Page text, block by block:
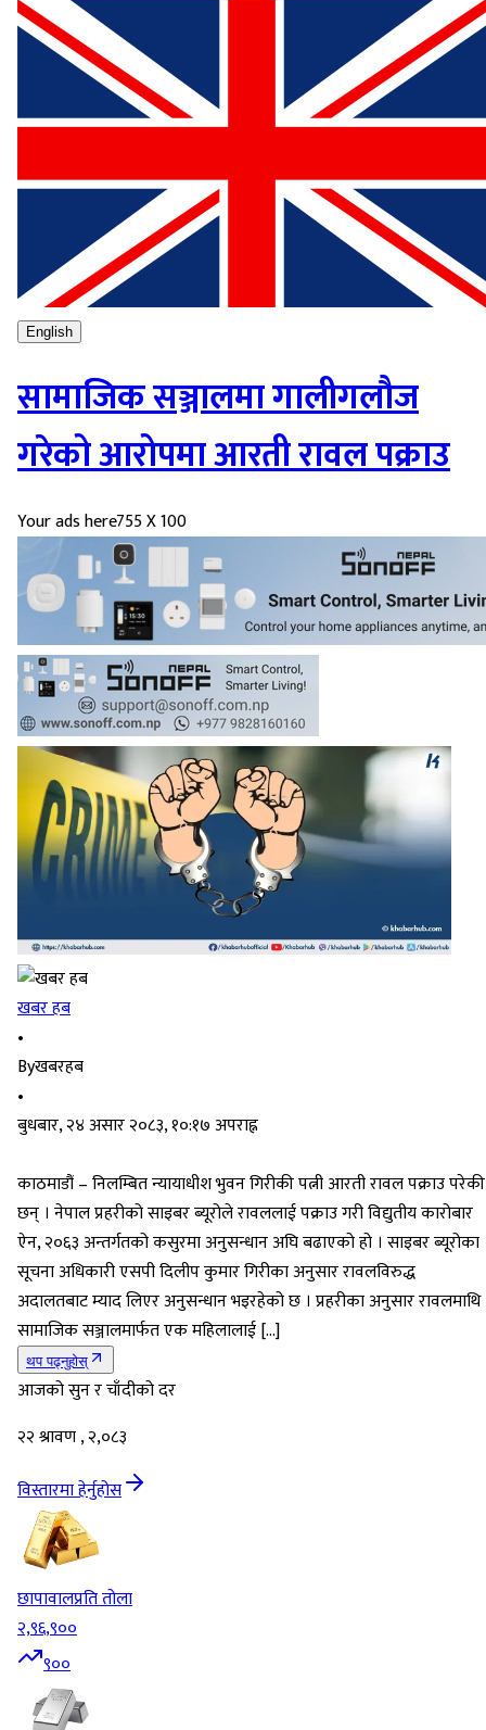
English
सामाजिक सञ्जालमा गालीगलौज
गरेको आरोपमा आरती रावल पक्राउ
Your ads here755 X 100
खबर हब
•
Byखबरहब
•
बुधबार, २४ असार २०८३, १०:१७ अपराह्न
काठमाडौं – निलम्बित न्यायाधीश भुवन गिरीकी पत्नी आरती रावल पक्राउ परेकी
छन् । नेपाल प्रहरीको साइबर ब्यूरोले रावललाई पक्राउ गरी विद्युतीय कारोबार
ऐन, २०६३ अन्तर्गतको कसुरमा अनुसन्धान अघि बढाएको हो । साइबर ब्यूरोका
सूचना अधिकारी एसपी दिलीप कुमार गिरीका अनुसार रावलविरुद्ध
अदालतबाट म्याद लिएर अनुसन्धान भइरहेको छ । प्रहरीका अनुसार रावलमाथि
सामाजिक सञ्जालमार्फत एक महिलालाई […]
थप पढ्नुहोस्
आजको सुन र चाँदीको दर
२२ श्रावण , २,०८३
विस्तारमा हेर्नुहोस
छापावालप्रति तोला
२,९६,९००
९००